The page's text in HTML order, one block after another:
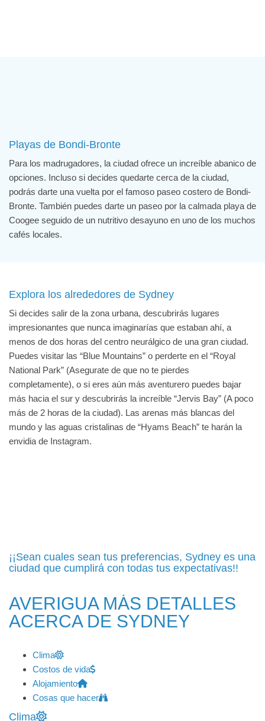
Playas de Bondi-Bronte
Para los madrugadores, la ciudad ofrece un increíble abanico de
opciones. Incluso si decides quedarte cerca de la ciudad,
podrás darte una vuelta por el famoso paseo costero de Bondi-
Bronte. También puedes darte un paseo por la calmada playa de
Coogee seguido de un nutritivo desayuno en uno de los muchos
cafés locales.
Explora los alrededores de Sydney
Si decides salir de la zona urbana, descubrirás lugares
impresionantes que nunca imaginarías que estaban ahí, a
menos de dos horas del centro neurálgico de una gran ciudad.
Puedes visitar las “Blue Mountains” o perderte en el “Royal
National Park” (Asegurate de que no te pierdes
completamente), o si eres aún más aventurero puedes bajar
más hacia el sur y descubrirás la increíble “Jervis Bay” (A poco
más de 2 horas de la ciudad). Las arenas más blancas del
mundo y las aguas cristalinas de “Hyams Beach” te harán la
envidia de Instagram.
¡¡Sean cuales sean tus preferencias, Sydney es una
ciudad que cumplirá con todas tus expectativas!!
AVERIGUA MÁS DETALLES
ACERCA DE SYDNEY
Clima
Costos de vida
Alojamiento
Cosas que hacer
Clima